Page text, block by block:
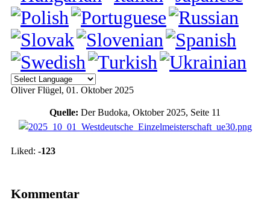
Oliver Flügel, 01. Oktober 2025
Quelle: Der Budoka, Oktober 2025, Seite 11
Vote up!
Vote down!
Liked: -123
Kommentar